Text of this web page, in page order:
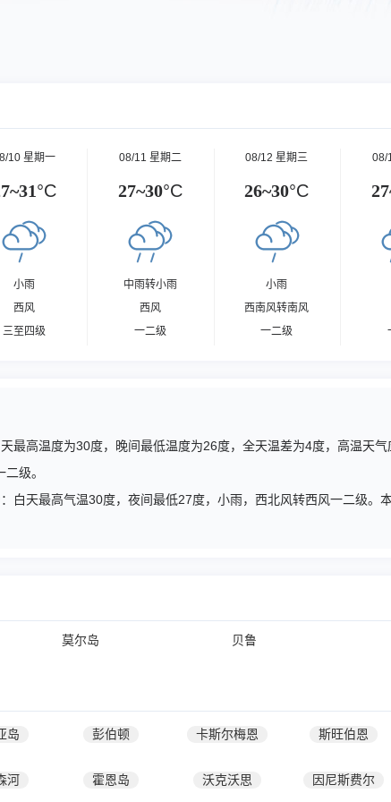
10 星期一
°C
小雨
西风
三至四级
08/11 星期二
27~30°C
中雨转小雨
西风
一二级
08/12 星期三
26~30°C
小雨
西南风转南风
一二级
08/
最高温度为30度，晚间最低温度为26度，全天温差为4度，高温天
级。
白天最高气温30度，夜间最低27度，小雨，西北风转西风一二级。
莫尔岛 贝鲁
岛 彭伯顿 卡斯尔梅恩 斯旺伯恩
河 霍恩岛 沃克沃思 因尼斯费尔